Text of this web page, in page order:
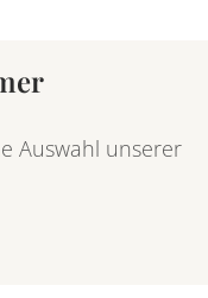
Auswahl unserer